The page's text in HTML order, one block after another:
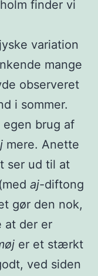
finder vi
variation
mange
observeret
i sommer.
egen brug af
mere. Anette
ser ud til at
aj-diftong
gør den nok,
at der er
er et stærkt
ved siden